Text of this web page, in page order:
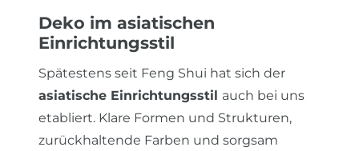
Deko im asiatischen
Einrichtungsstil
Spätestens seit Feng Shui hat sich der
asiatische Einrichtungsstil auch bei uns
etabliert. Klare Formen und Strukturen,
zurückhaltende Farben und sorgsam